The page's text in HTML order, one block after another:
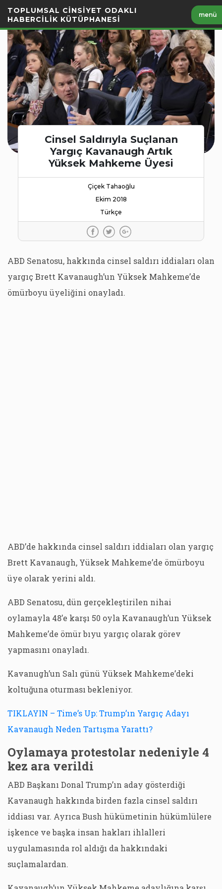
Geç
TOPLUMSAL CİNSİYET ODAKLI
HABERCİLİK KÜTÜPHANESİ
menü
Cinsel Saldırıyla Suçlanan
Yargıç Kavanaugh Artık
Yüksek Mahkeme Üyesi
Çiçek Tahaoğlu
Ekim 2018
Türkçe
ABD Senatosu, hakkında cinsel saldırı iddiaları olan
yargıç Brett Kavanaugh’un Yüksek Mahkeme’de
ömürboyu üyeliğini onayladı.
ABD’de hakkında cinsel saldırı iddiaları olan yargıç
Brett Kavanaugh, Yüksek Mahkeme’de ömürboyu
üye olarak yerini aldı.
ABD Senatosu, dün gerçekleştirilen nihai
oylamayla 48’e karşı 50 oyla Kavanaugh’un Yüksek
Mahkeme’de ömür bıyu yargıç olarak görev
yapmasını onayladı.
Kavanugh’un Salı günü Yüksek Mahkeme’deki
koltuğuna oturması bekleniyor.
TIKLAYIN – Time’s Up: Trump’ın Yargıç Adayı
Kavanaugh Neden Tartışma Yarattı?
Oylamaya protestolar nedeniyle 4
kez ara verildi
ABD Başkanı Donal Trump’ın aday gösterdiği
Kavanaugh hakkında birden fazla cinsel saldırı
iddiası var. Ayrıca Bush hükümetinin hükümlülere
işkence ve başka insan hakları ihlalleri
uygulamasında rol aldığı da hakkındaki
suçlamalardan.